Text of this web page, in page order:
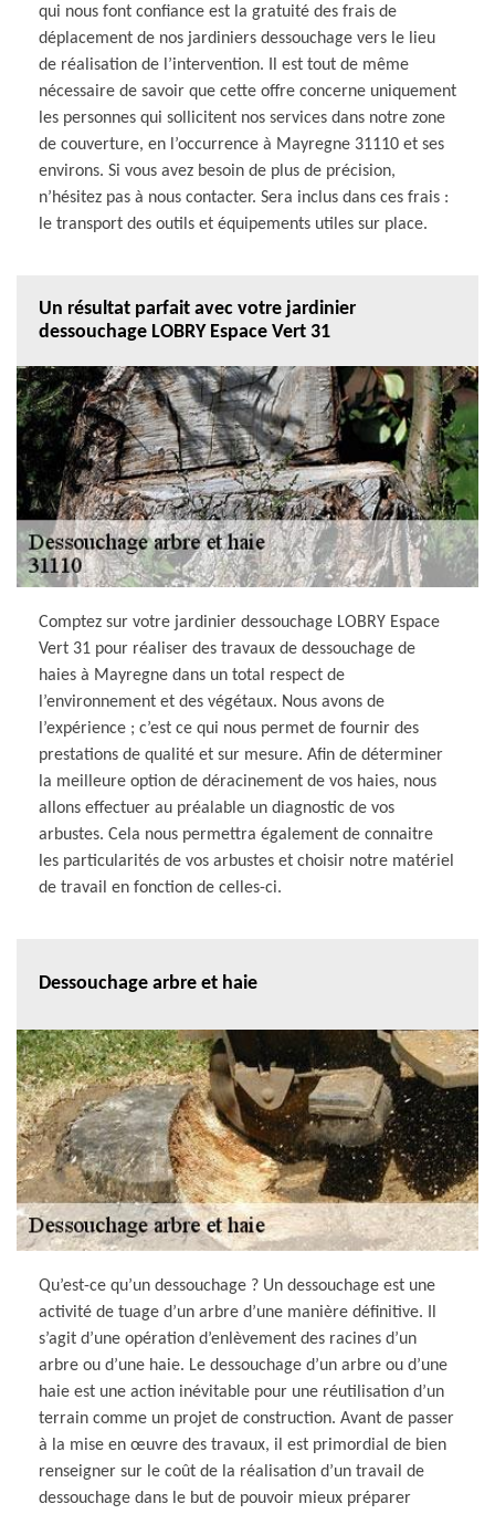
qui nous font confiance est la gratuité des frais de
déplacement de nos jardiniers dessouchage vers le lieu
de réalisation de l’intervention. Il est tout de même
nécessaire de savoir que cette offre concerne uniquement
les personnes qui sollicitent nos services dans notre zone
de couverture, en l’occurrence à Mayregne 31110 et ses
environs. Si vous avez besoin de plus de précision,
n’hésitez pas à nous contacter. Sera inclus dans ces frais :
le transport des outils et équipements utiles sur place.
Un résultat parfait avec votre jardinier
dessouchage LOBRY Espace Vert 31
Comptez sur votre jardinier dessouchage LOBRY Espace
Vert 31 pour réaliser des travaux de dessouchage de
haies à Mayregne dans un total respect de
l’environnement et des végétaux. Nous avons de
l’expérience ; c’est ce qui nous permet de fournir des
prestations de qualité et sur mesure. Afin de déterminer
la meilleure option de déracinement de vos haies, nous
allons effectuer au préalable un diagnostic de vos
arbustes. Cela nous permettra également de connaitre
les particularités de vos arbustes et choisir notre matériel
de travail en fonction de celles-ci.
Dessouchage arbre et haie
Qu’est-ce qu’un dessouchage ? Un dessouchage est une
activité de tuage d’un arbre d’une manière définitive. Il
s’agit d’une opération d’enlèvement des racines d’un
arbre ou d’une haie. Le dessouchage d’un arbre ou d’une
haie est une action inévitable pour une réutilisation d’un
terrain comme un projet de construction. Avant de passer
à la mise en œuvre des travaux, il est primordial de bien
renseigner sur le coût de la réalisation d’un travail de
dessouchage dans le but de pouvoir mieux préparer